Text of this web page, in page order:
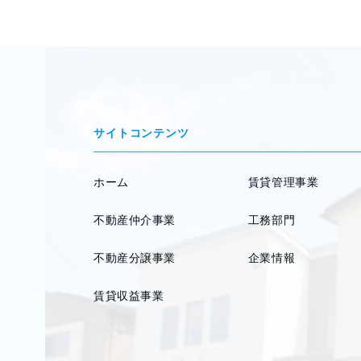
サイトコンテンツ
ホーム
不動産仲介事業
不動産分譲事業
賃貸収益事業
賃貸管理事業
工務部門
企業情報